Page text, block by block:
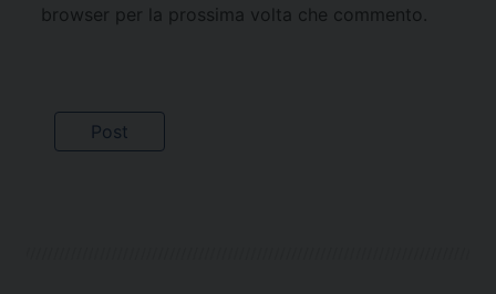
browser per la prossima volta che commento.